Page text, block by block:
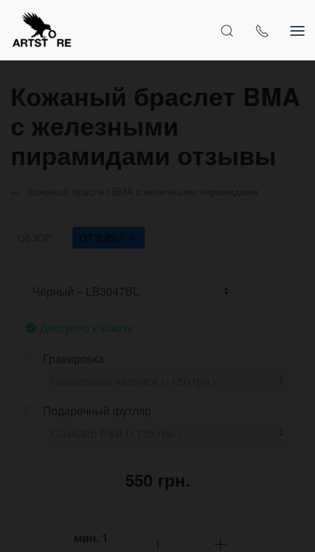
Кожаный браслет BMA
с железными
пирамидами отзывы
ОТЗЫВЫ 0
Доступно к заказу
Гравировка
Подарочный футляр
550 грн.
мин. 1